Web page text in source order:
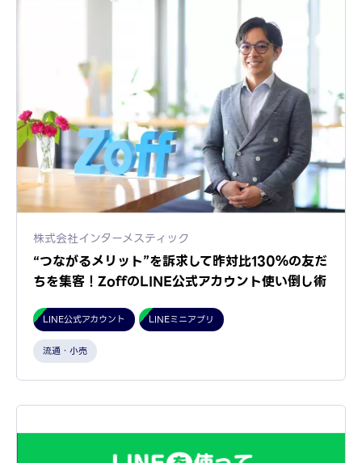
株式会社インターメスティック
“つながるメリット”を訴求して昨対比130％の友だ
ちを集客！ZoffのLINE公式アカウント使い倒し術
LINE公式アカウント LINEミニアプリ
流通・小売